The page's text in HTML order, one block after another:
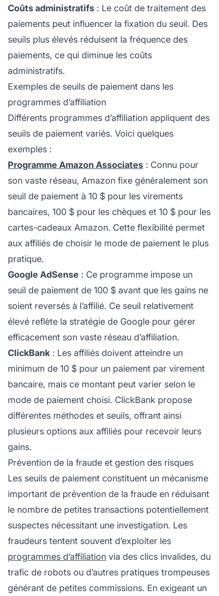
Coûts administratifs : Le coût de traitement des
paiements peut influencer la fixation du seuil. Des
seuils plus élevés réduisent la fréquence des
paiements, ce qui diminue les coûts
administratifs.
Exemples de seuils de paiement dans les
programmes d’affiliation
Différents programmes d’affiliation appliquent des
seuils de paiement variés. Voici quelques
exemples :
Programme Amazon Associates : Connu pour
son vaste réseau, Amazon fixe généralement son
seuil de paiement à 10 $ pour les virements
bancaires, 100 $ pour les chèques et 10 $ pour les
cartes-cadeaux Amazon. Cette flexibilité permet
aux affiliés de choisir le mode de paiement le plus
pratique.
Google AdSense : Ce programme impose un
seuil de paiement de 100 $ avant que les gains ne
soient reversés à l’affilié. Ce seuil relativement
élevé reflète la stratégie de Google pour gérer
efficacement son vaste réseau d’affiliation.
ClickBank : Les affiliés doivent atteindre un
minimum de 10 $ pour un paiement par virement
bancaire, mais ce montant peut varier selon le
mode de paiement choisi. ClickBank propose
différentes méthodes et seuils, offrant ainsi
plusieurs options aux affiliés pour recevoir leurs
gains.
Prévention de la fraude et gestion des risques
Les seuils de paiement constituent un mécanisme
important de prévention de la fraude en réduisant
le nombre de petites transactions potentiellement
suspectes nécessitant une investigation. Les
fraudeurs tentent souvent d’exploiter les
programmes d’affiliation via des clics invalides, du
trafic de robots ou d’autres pratiques trompeuses
générant de petites commissions. En exigeant un